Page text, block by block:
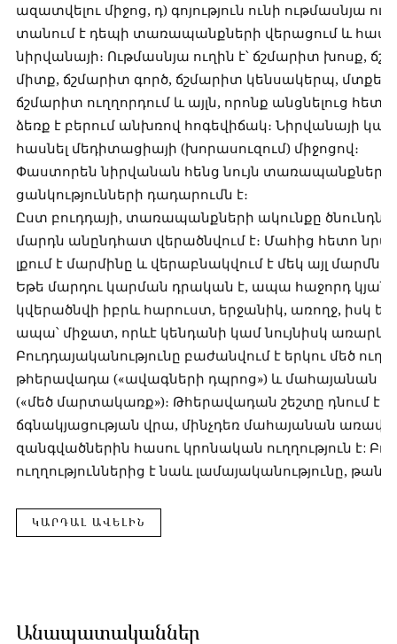
ազատվելու միջոց, դ) գոյություն ունի ութմասնյա
տանում է դեպի տառապանքների վերացում և
նիրվանայի։ Ութմասնյա ուղին է՝ ճշմարիտ խոսք,
միտք, ճշմարիտ գործ, ճշմարիտ կենսակերպ,
ճշմարիտ ուղղորդում և այլն, որոնք անցնելուց
ձեռք է բերում անխռով հոգեվիճակ։ Նիրվանայի
հասնել մեդիտացիայի (խորասուզում) միջոցով։
Փաստորեն նիրվանան հենց նույն տառապանքների,
ցանկությունների դադարումն է։
Ըստ բուդդայի, տառապանքների ակունքը ծնունդն
մարդն անընդհատ վերածնվում է։ Մահից հետո նրա
լքում է մարմինը և վերաբնակվում է մեկ այլ մարմնի
Եթե մարդու կարման դրական է, ապա հաջորդ
կվերածնվի իբրև հարուստ, երջանիկ, առողջ, իսկ
ապա՝ միջատ, որևէ կենդանի կամ նույնիսկ
Բուդդայականությունը բաժանվում է երկու մեծ
թհերավադա («ավագների դպրոց») և մահայանան
(«մեծ մարտակառք»)։ Թհերավադան շեշտը դնում է
ճգնակյացության վրա, մինչդեռ մահայանան առավել
զանգվածներին հասու կրոնական ուղղություն է:
ուղղություններից է նաև լամայականությունը,
ԿԱՐԴԱԼ ԱՎԵԼԻՆ
Անապատականներ